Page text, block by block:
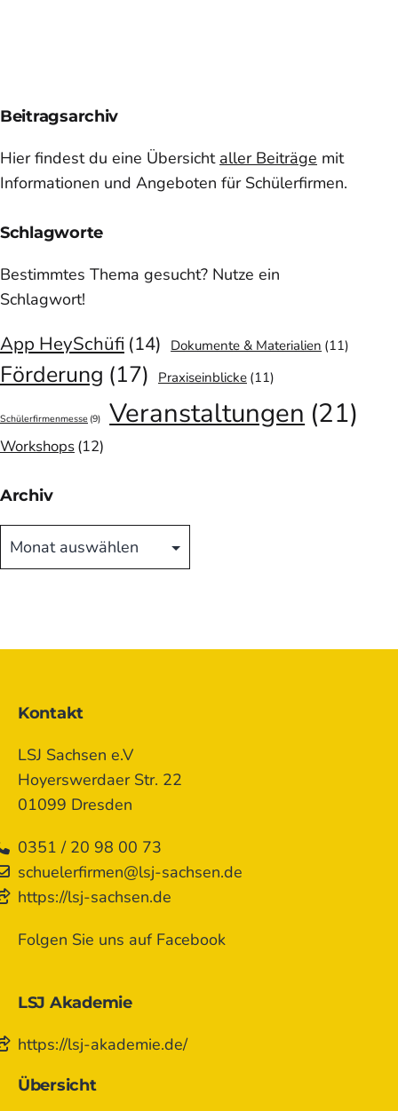
Beitragsarchiv
Hier findest du eine Übersicht aller Beiträge mit
Informationen und Angeboten für Schülerfirmen.
Schlagworte
Bestimmtes Thema gesucht? Nutze ein
Schlagwort!
App HeySchüfi (14) Dokumente & Materialien (11)
Förderung (17) Praxiseinblicke (11)
Schülerfirmenmesse (9) Veranstaltungen (21)
Workshops(12)
Archiv
Archiv
Kontakt
LSJ Sachsen e.V
Hoyerswerdaer Str. 22
01099 Dresden
0351 / 20 98 00 73
schuelerfirmen@lsj-sachsen.de
https://lsj-sachsen.de
Folgen Sie uns auf Facebook
LSJ Akademie
https://lsj-akademie.de/
Übersicht